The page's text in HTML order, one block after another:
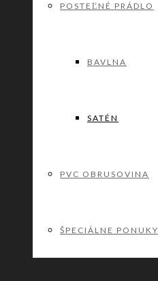
POSTEĽNÉ PRÁDLO
BAVLNA
SATÉN
PVC OBRUSOVINA
ŠPECIÁLNE PONUKY